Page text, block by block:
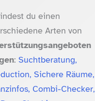
du einen
Arten von
: Suchtberatung,
Sichere Räume,
Combi-Checker,